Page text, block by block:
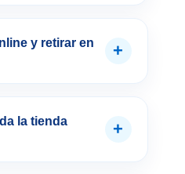
y retirar en
+
la tienda
+